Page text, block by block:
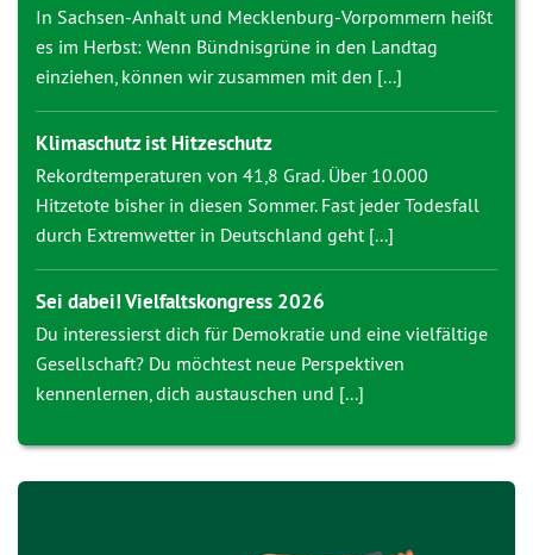
In Sachsen-Anhalt und Mecklenburg-Vorpommern heißt
es im Herbst: Wenn Bündnisgrüne in den Landtag
einziehen, können wir zusammen mit den [...]
Klimaschutz ist Hitzeschutz
Rekordtemperaturen von 41,8 Grad. Über 10.000
Hitzetote bisher in diesen Sommer. Fast jeder Todesfall
durch Extremwetter in Deutschland geht [...]
Sei dabei! Vielfaltskongress 2026
Du interessierst dich für Demokratie und eine vielfältige
Gesellschaft? Du möchtest neue Perspektiven
kennenlernen, dich austauschen und [...]